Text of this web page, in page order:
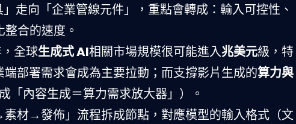
走向「企業管線元件」，重點會轉成：輸入可控性、
合的速度。
全球生成式 AI相關市場規模很可能進入兆美元級，特
部署需求會成為主要拉動；而支撐影片生成的算力與
「內容生成＝算力需求放大器」）。
材→發佈」流程拆成節點，對應模型的輸入格式（文